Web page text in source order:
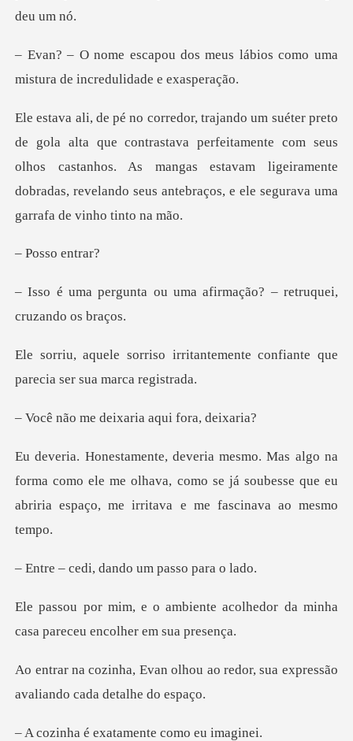
eus lábios como uma
mistura de
astava perfeitamente com seus
olhos castanhos. As mangas estavam ligeiramente
dobr
so en
uma afirmação? – retruq
itantemente confiante que
pare
deixaria aqui
rma como ele me olhava, como se já soubesse que eu
abri
, dando um pas
te acolhedor da minha
casa par
ou ao redor, sua expressão
ava
exatamente com